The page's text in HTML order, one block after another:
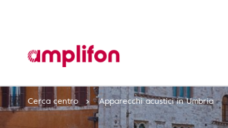
Cerca centro Apparecchi acustici in Umbria